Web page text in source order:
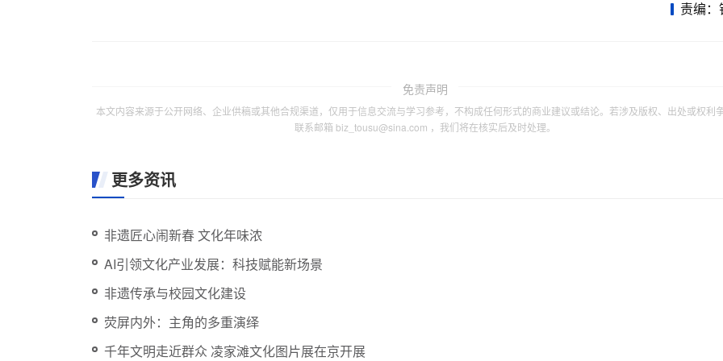
责编：
免责声明
本文内容来源于公开网络、企业供稿或其他合规渠道，仅用于信息交流与学习参考，不构成任何形式的商业建议或结论。若涉及版权、出处或权利
联系邮箱 biz_tousu@sina.com ，我们将在核实后及时处理。
更多资讯
非遗匠心闹新春 文化年味浓
AI引领文化产业发展：科技赋能新场景
非遗传承与校园文化建设
荧屏内外：主角的多重演绎
千年文明走近群众 凌家滩文化图片展在京开展